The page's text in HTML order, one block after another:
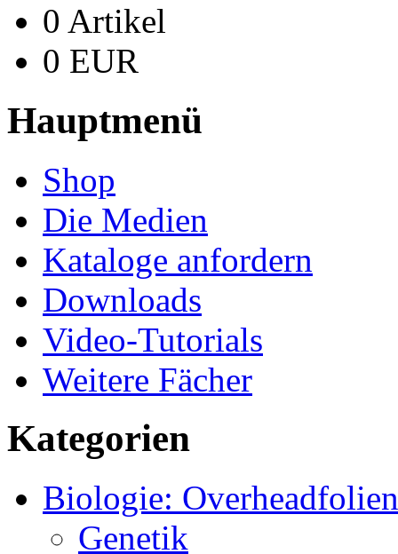
0 Artikel
0 EUR
Hauptmenü
Shop
Die Medien
Kataloge anfordern
Downloads
Video-Tutorials
Weitere Fächer
Kategorien
Biologie: Overheadfolien
Genetik